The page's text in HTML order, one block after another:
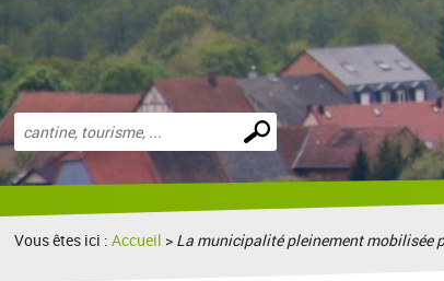
Effectuer
une
recherche
Vous êtes ici :Accueil > La municipalité pleinement mobilisée